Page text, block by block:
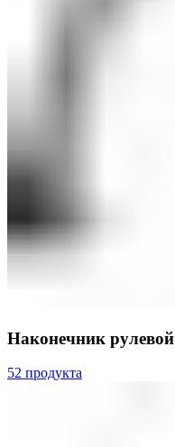
Наконечник рулевой
52 продукта